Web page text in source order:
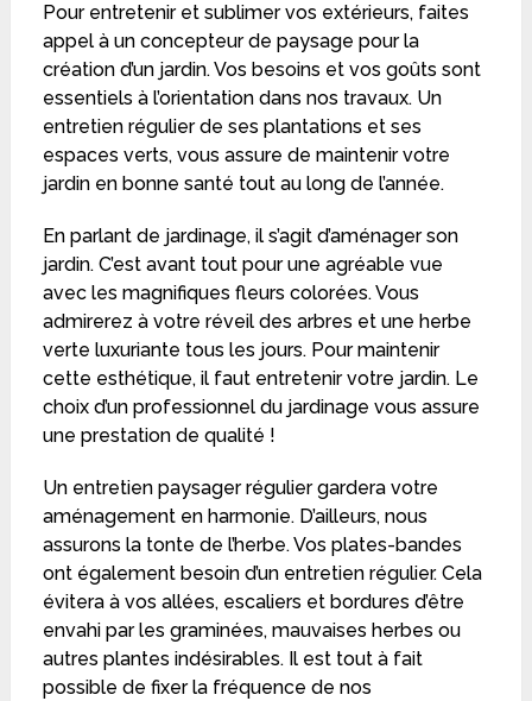
Pour entretenir et sublimer vos extérieurs, faites
appel à un concepteur de paysage pour la
création d’un jardin. Vos besoins et vos goûts sont
essentiels à l’orientation dans nos travaux. Un
entretien régulier de ses plantations et ses
espaces verts, vous assure de maintenir votre
jardin en bonne santé tout au long de l’année.
En parlant de jardinage, il s’agit d’aménager son
jardin. C’est avant tout pour une agréable vue
avec les magnifiques fleurs colorées. Vous
admirerez à votre réveil des arbres et une herbe
verte luxuriante tous les jours. Pour maintenir
cette esthétique, il faut entretenir votre jardin. Le
choix d’un professionnel du jardinage vous assure
une prestation de qualité !
Un entretien paysager régulier gardera votre
aménagement en harmonie. D’ailleurs, nous
assurons la tonte de l’herbe. Vos plates-bandes
ont également besoin d’un entretien régulier. Cela
évitera à vos allées, escaliers et bordures d’être
envahi par les graminées, mauvaises herbes ou
autres plantes indésirables. Il est tout à fait
possible de fixer la fréquence de nos